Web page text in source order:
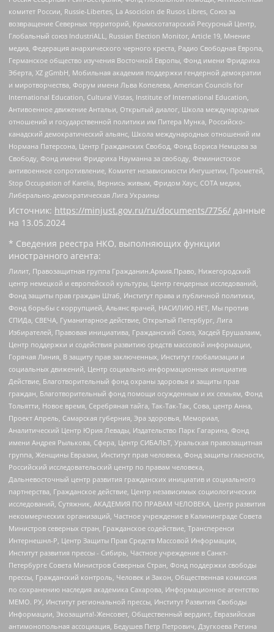
комитет России, Russie-Libertes, La Asocicion de Rusos Libres, Союз за
возвращение Северных территорий, Крымскотатарский Ресурсный Центр,
Глобальный союз IndustriALL, Russian Election Monitor, Article 19, Мнение
медиа, Федерация анархического черного креста, Радио Свободная Европа,
Германское общество изучения Восточной Европы, Фонд имени Фридриха
Эберта, XZ gGmbH, Мобильная академия поддержки гендерной демократии
и миротворчества, Форум имени Льва Копелева, American Councils for
International Education, Cultural Vistas, Institute of International Education,
Антивоенное движение Антальи, Открытый диалог, Школа международных
отношений и государственной политики им Питера Мунка, Российско-
канадский демократический альянс, Школа международных отношений им
Нормана Патерсона, Центр Гражданских Свобод, Фонд Бориса Немцова за
Свободу, Фонд имени Фридриха Науманна за свободу, Феминистское
антивоенное сопротивление, Комитет независимости Ингушетии, Прометей,
Stop Occupation of Karelia, Вернись живым, Фридом Хаус, СОТА медиа,
Либерально-демократическая Лига Украины
Источник: https://minjust.gov.ru/ru/documents/7756/ данные
на 13.05.2024
* Сведения реестра НКО, выполняющих функции
иностранного агента:
Лилит, Правозащитная группа Гражданин.Армия.Право, Нижегородский
центр немецкой и европейской культуры, Центр гендерных исследований,
Фонд защиты прав граждан Штаб, Институт права и публичной политики,
Фонд борьбы с коррупцией, Альянс врачей, НАСИЛИЮ.НЕТ, Мы против
СПИДа, СВЕЧА, Гуманитарное действие, Открытый Петербург, Лига
Избирателей, Правовая инициатива, Гражданский Союз, Хасдей Ерушалаим,
Центр поддержки и содействия развитию средств массовой информации,
Горячая Линия, В защиту прав заключенных, Институт глобализации и
социальных движений, Центр социально-информационных инициатив
Действие, Благотворительный фонд охраны здоровья и защиты прав
граждан, Благотворительный фонд помощи осужденным и их семьям, Фонд
Тольятти, Новое время, Серебряная тайга, Так-Так-Так, Сова, центр Анна,
Проект Апрель, Самарская губерния, Эра здоровья, Мемориал,
Аналитический Центр Юрия Левады, Издательство Парк Гагарина, Фонд
имени Андрея Рылькова, Сфера, Центр СИБАЛЬТ, Уральская правозащитная
группа, Женщины Евразии, Институт прав человека, Фонд защиты гласности,
Российский исследовательский центр по правам человека,
Дальневосточный центр развития гражданских инициатив и социального
партнерства, Гражданское действие, Центр независимых социологических
исследований, Сутяжник, АКАДЕМИЯ ПО ПРАВАМ ЧЕЛОВЕКА, Центр развития
некоммерческих организаций, Частное учреждение в Калининграде Совета
Министров северных стран, Гражданское содействие, Трансперенси
Интернешнл-Р, Центр Защиты Прав Средств Массовой Информации,
Институт развития прессы - Сибирь, Частное учреждение в Санкт-
Петербурге Совета Министров Северных Стран, Фонд поддержки свободы
прессы, Гражданский контроль, Человек и Закон, Общественная комиссия
по сохранению наследия академика Сахарова, Информационное агентство
МЕМО. РУ, Институт региональной прессы, Институт Развития Свободы
Информации, Экозащита!-Женсовет, Общественный вердикт, Евразийская
антимонопольная ассоциация, Бедушев Петр Петрович, Дзугкоева Регина